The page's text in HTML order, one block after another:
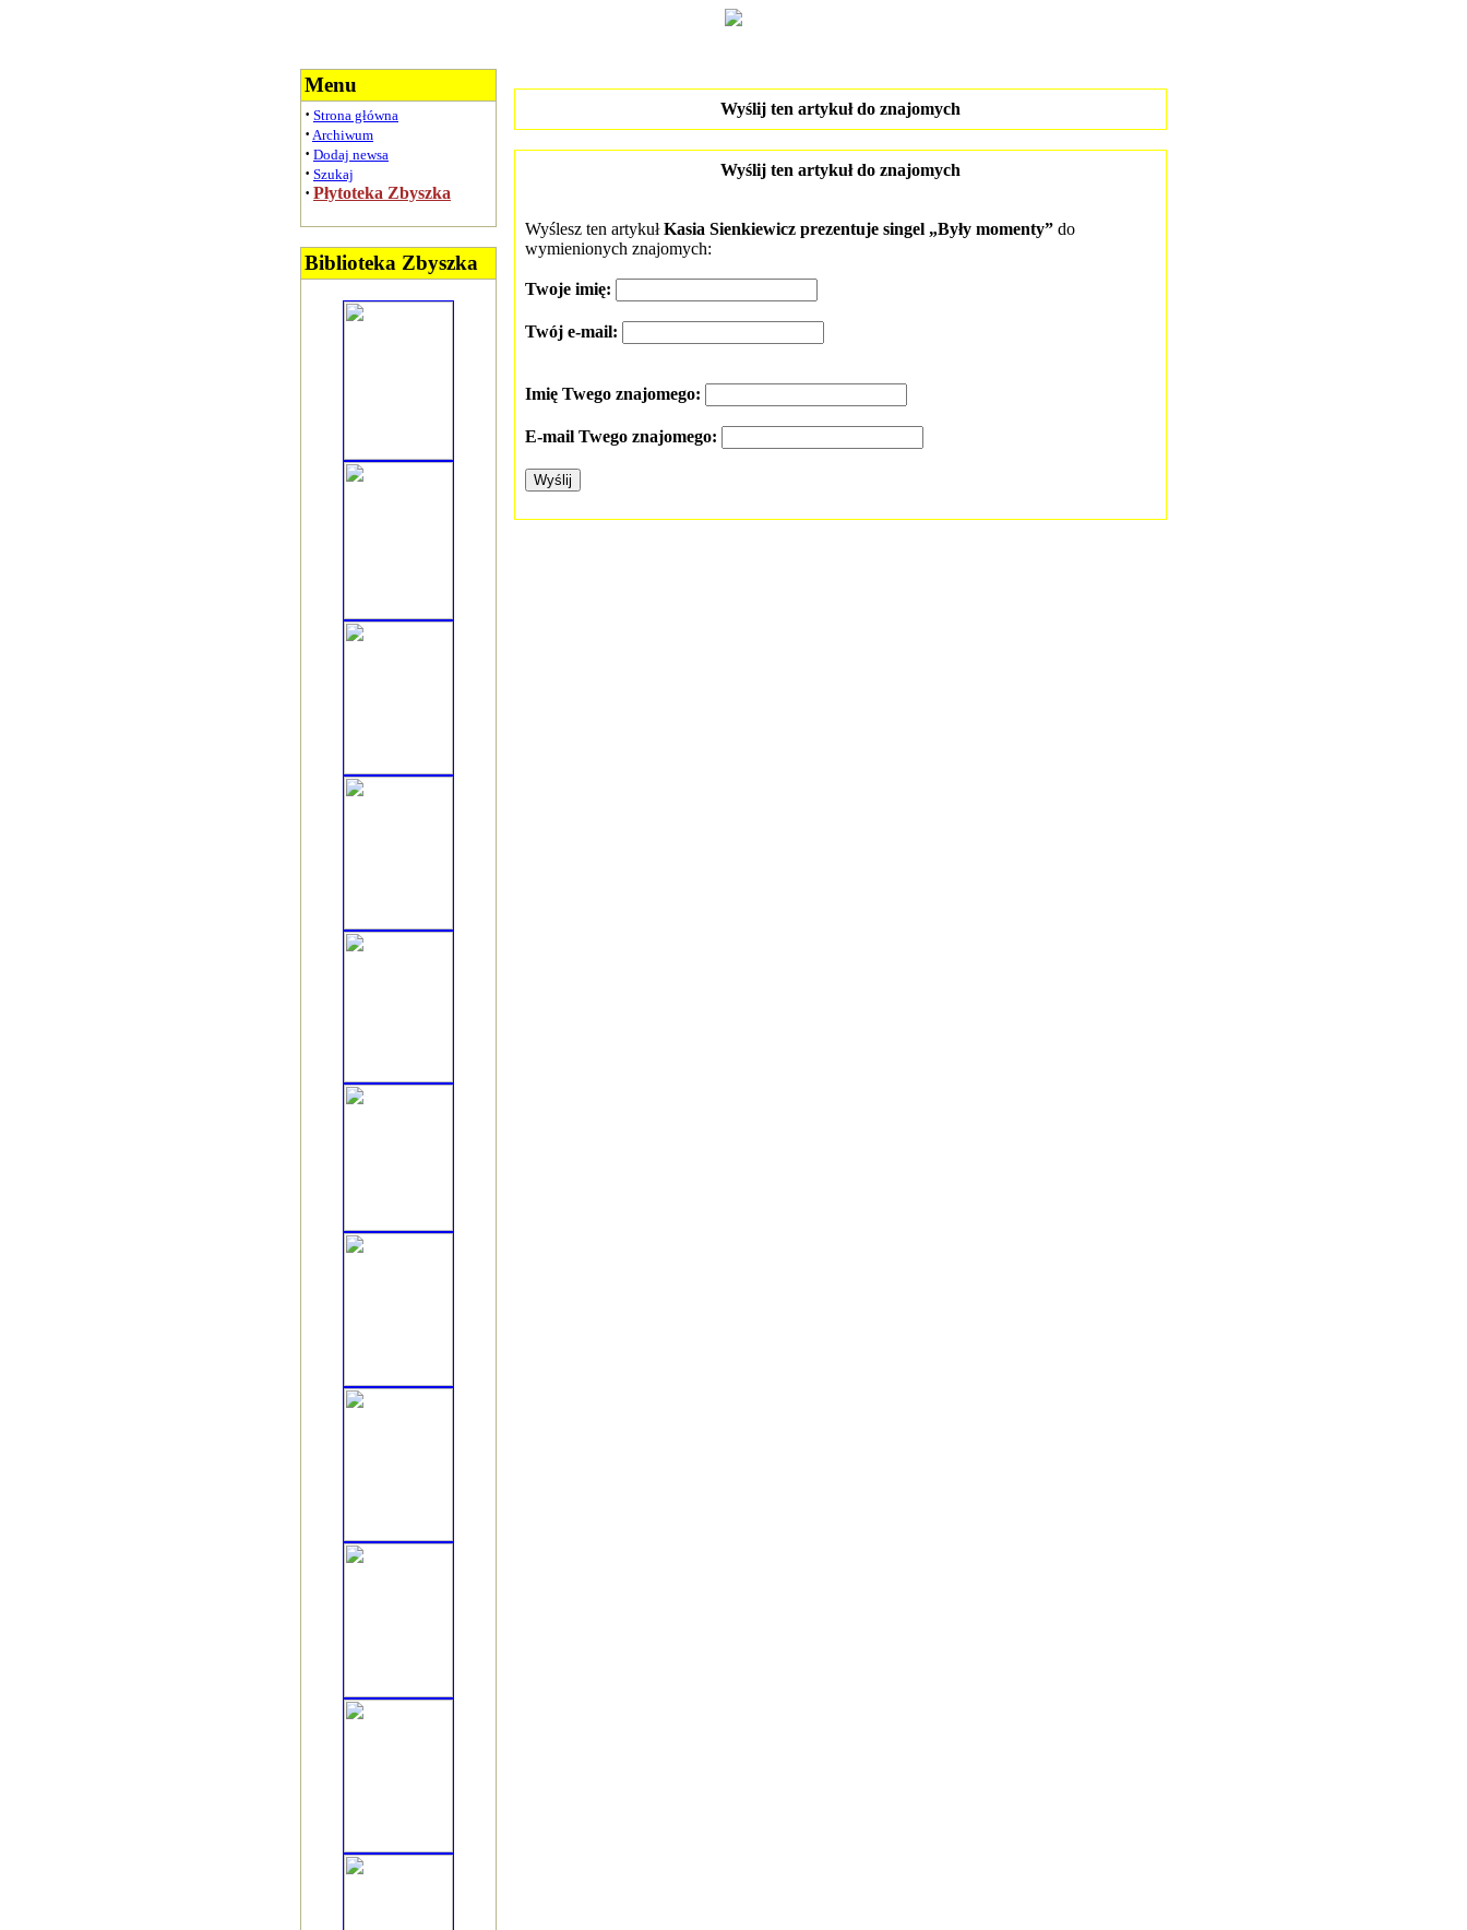
Menu
· Strona główna
· Archiwum
· Dodaj newsa
· Szukaj
· Płytoteka Zbyszka
Biblioteka Zbyszka
Wyślij ten artykuł do znajomych
Wyślij ten artykuł do znajomych
Wyślesz ten artykułKasia Sienkiewicz prezentuje singel „Były momenty” do
wymienionych znajomych:
Twoje imię:
Twój e-mail:
Imię Twego znajomego:
E-mail Twego znajomego: